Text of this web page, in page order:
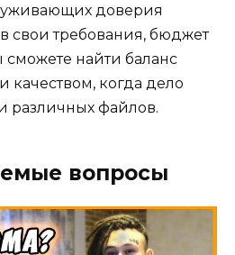
доверия
свои требования, бюджет
найти баланс
качеством, когда дело
различных файлов.
вопросы